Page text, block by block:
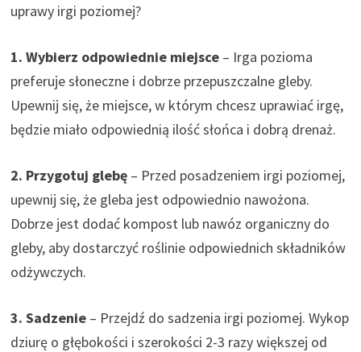
uprawy irgi poziomej?
1. Wybierz odpowiednie miejsce – Irga pozioma
preferuje słoneczne i dobrze przepuszczalne gleby.
Upewnij się, że miejsce, w którym chcesz uprawiać irgę,
będzie miało odpowiednią ilość słońca i dobrą drenaż.
2. Przygotuj glebę – Przed posadzeniem irgi poziomej,
upewnij się, że gleba jest odpowiednio nawożona.
Dobrze jest dodać kompost lub nawóz organiczny do
gleby, aby dostarczyć roślinie odpowiednich składników
odżywczych.
3. Sadzenie – Przejdź do sadzenia irgi poziomej. Wykop
dziurę o głębokości i szerokości 2-3 razy większej od